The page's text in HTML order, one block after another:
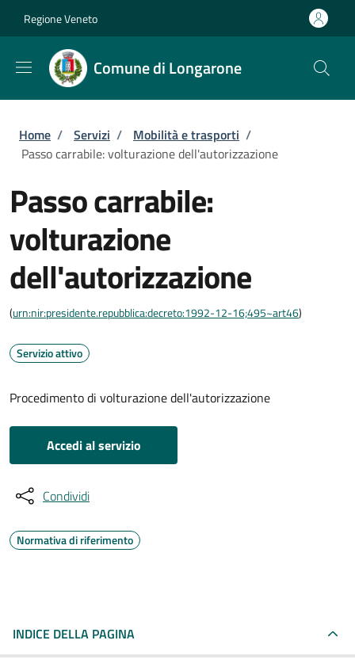
Regione Veneto
Comune di Longarone
Briciole di pane
Home / Servizi / Mobilità e trasporti /
Passo carrabile: volturazione dell'autorizzazione
Passo carrabile:
volturazione
dell'autorizzazione
(urn:nir:presidente.repubblica:decreto:1992-12-16;495~art46)
Servizio attivo
Procedimento di volturazione dell'autorizzazione
Accedi al servizio
Condividi
Normativa di riferimento
INDICE DELLA PAGINA